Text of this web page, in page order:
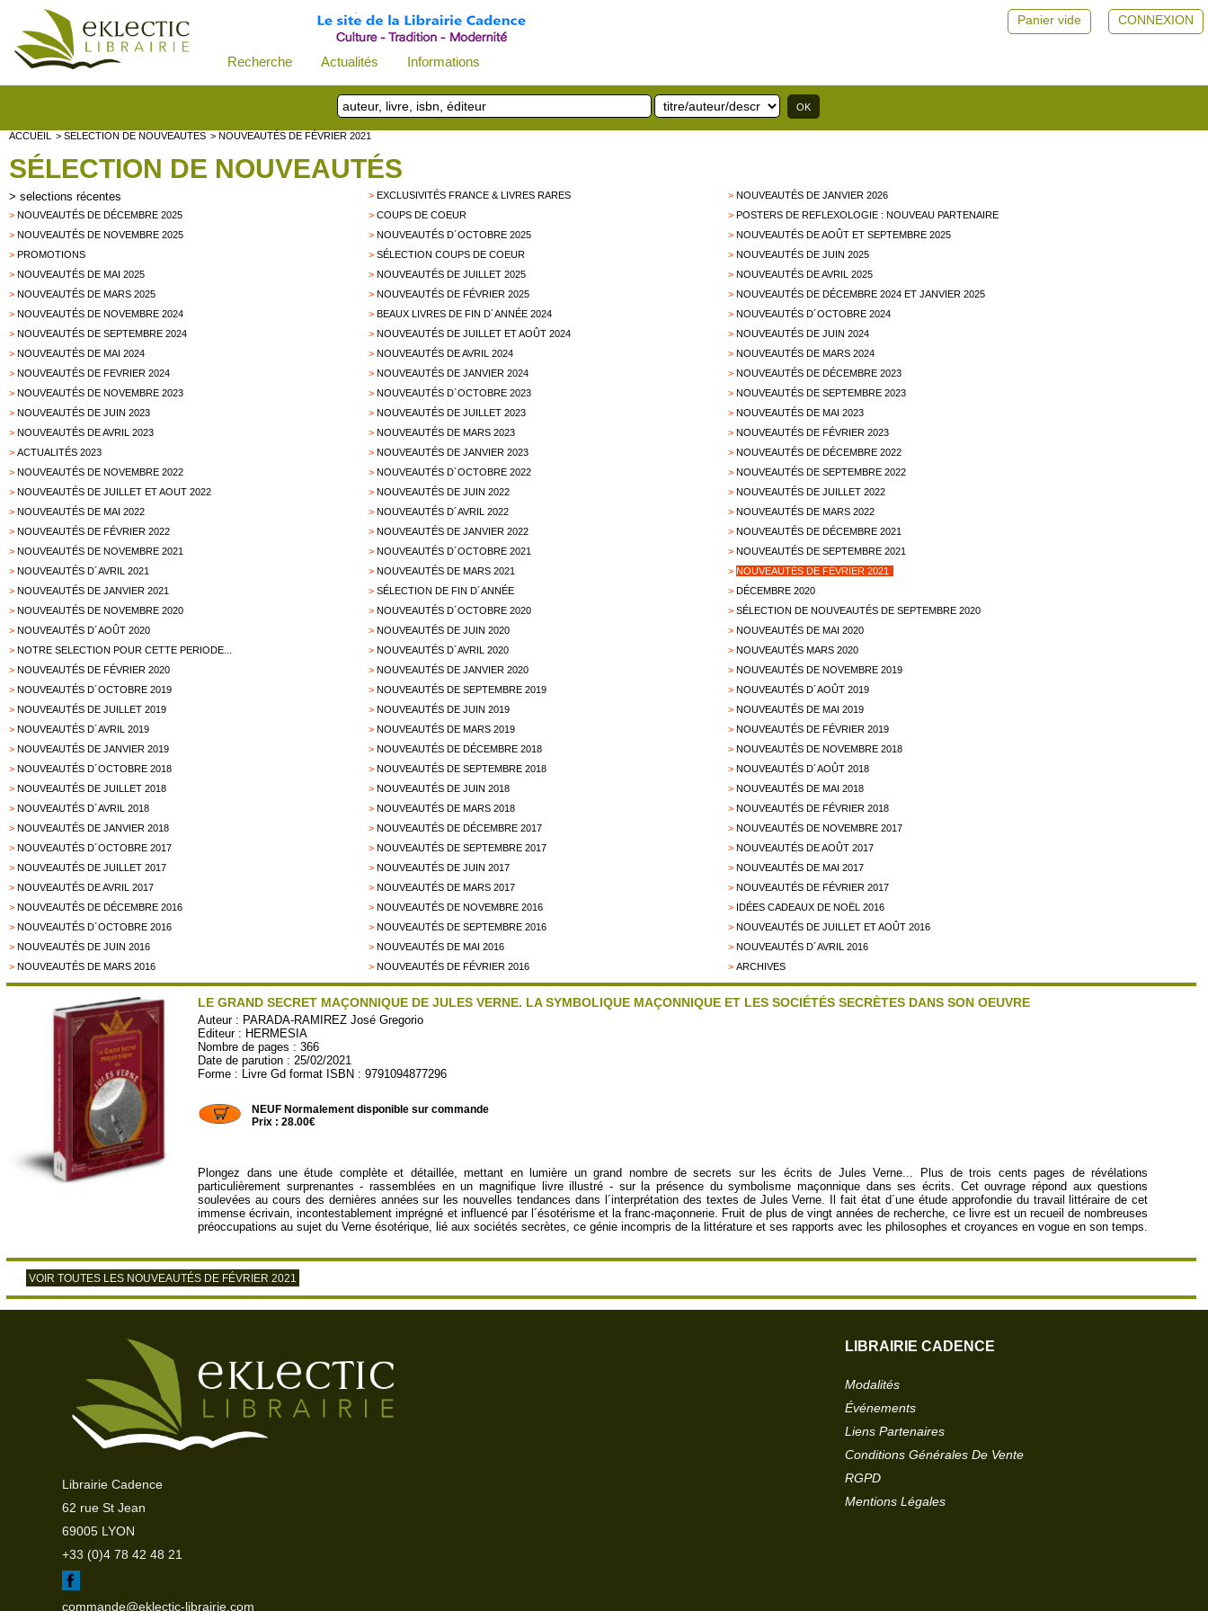
Recherche Actualités Informations
CONNEXION
Panier vide
ACCUEIL > SELECTION DE NOUVEAUTES > NOUVEAUTÉS DE FÉVRIER 2021
SÉLECTION DE NOUVEAUTÉS
> selections récentes >EXCLUSIVITÉS FRANCE & LIVRES RARES >NOUVEAUTÉS DE JANVIER 2026
> NOUVEAUTÉS DE DÉCEMBRE 2025 >COUPS DE COEUR >POSTERS DE REFLEXOLOGIE : NOUVEAU PARTENAIRE
> NOUVEAUTÉS DE NOVEMBRE 2025 >NOUVEAUTÉS D´OCTOBRE 2025 >NOUVEAUTÉS DE AOÛT ET SEPTEMBRE 2025
> PROMOTIONS >SÉLECTION COUPS DE COEUR >NOUVEAUTÉS DE JUIN 2025
> NOUVEAUTÉS DE MAI 2025 >NOUVEAUTÉS DE JUILLET 2025 >NOUVEAUTÉS DE AVRIL 2025
> NOUVEAUTÉS DE MARS 2025 >NOUVEAUTÉS DE FÉVRIER 2025 >NOUVEAUTÉS DE DÉCEMBRE 2024 ET JANVIER 2025
> NOUVEAUTÉS DE NOVEMBRE 2024 >BEAUX LIVRES DE FIN D´ANNÉE 2024 >NOUVEAUTÉS D´OCTOBRE 2024
> NOUVEAUTÉS DE SEPTEMBRE 2024 >NOUVEAUTÉS DE JUILLET ET AOÛT 2024 >NOUVEAUTÉS DE JUIN 2024
> NOUVEAUTÉS DE MAI 2024 >NOUVEAUTÉS DE AVRIL 2024 >NOUVEAUTÉS DE MARS 2024
> NOUVEAUTÉS DE FEVRIER 2024 >NOUVEAUTÉS DE JANVIER 2024 >NOUVEAUTÉS DE DÉCEMBRE 2023
> NOUVEAUTÉS DE NOVEMBRE 2023 >NOUVEAUTÉS D´OCTOBRE 2023 >NOUVEAUTÉS DE SEPTEMBRE 2023
> NOUVEAUTÉS DE JUIN 2023 >NOUVEAUTÉS DE JUILLET 2023 >NOUVEAUTÉS DE MAI 2023
> NOUVEAUTÉS DE AVRIL 2023 >NOUVEAUTÉS DE MARS 2023 >NOUVEAUTÉS DE FÉVRIER 2023
> ACTUALITÉS 2023 >NOUVEAUTÉS DE JANVIER 2023 >NOUVEAUTÉS DE DÉCEMBRE 2022
> NOUVEAUTÉS DE NOVEMBRE 2022 >NOUVEAUTÉS D´OCTOBRE 2022 >NOUVEAUTÉS DE SEPTEMBRE 2022
> NOUVEAUTÉS DE JUILLET ET AOUT 2022 >NOUVEAUTÉS DE JUIN 2022 >NOUVEAUTÉS DE JUILLET 2022
> NOUVEAUTÉS DE MAI 2022 >NOUVEAUTÉS D´AVRIL 2022 >NOUVEAUTÉS DE MARS 2022
> NOUVEAUTÉS DE FÉVRIER 2022 >NOUVEAUTÉS DE JANVIER 2022 >NOUVEAUTÉS DE DÉCEMBRE 2021
> NOUVEAUTÉS DE NOVEMBRE 2021 >NOUVEAUTÉS D´OCTOBRE 2021 >NOUVEAUTÉS DE SEPTEMBRE 2021
> NOUVEAUTÉS D´AVRIL 2021 >NOUVEAUTÉS DE MARS 2021 > NOUVEAUTÉS DE FÉVRIER 2021
> NOUVEAUTÉS DE JANVIER 2021 >SÉLECTION DE FIN D´ANNÉE >DÉCEMBRE 2020
> NOUVEAUTÉS DE NOVEMBRE 2020 >NOUVEAUTÉS D´OCTOBRE 2020 >SÉLECTION DE NOUVEAUTÉS DE SEPTEMBRE 2020
> NOUVEAUTÉS D´AOÛT 2020 >NOUVEAUTÉS DE JUIN 2020 >NOUVEAUTÉS DE MAI 2020
> NOTRE SELECTION POUR CETTE PERIODE... >NOUVEAUTÉS D´AVRIL 2020 >NOUVEAUTÉS MARS 2020
> NOUVEAUTÉS DE FÉVRIER 2020 >NOUVEAUTÉS DE JANVIER 2020 >NOUVEAUTÉS DE NOVEMBRE 2019
> NOUVEAUTÉS D´OCTOBRE 2019 >NOUVEAUTÉS DE SEPTEMBRE 2019 >NOUVEAUTÉS D´AOÛT 2019
> NOUVEAUTÉS DE JUILLET 2019 >NOUVEAUTÉS DE JUIN 2019 >NOUVEAUTÉS DE MAI 2019
> NOUVEAUTÉS D´AVRIL 2019 >NOUVEAUTÉS DE MARS 2019 >NOUVEAUTÉS DE FÉVRIER 2019
> NOUVEAUTÉS DE JANVIER 2019 >NOUVEAUTÉS DE DÉCEMBRE 2018 >NOUVEAUTÉS DE NOVEMBRE 2018
> NOUVEAUTÉS D´OCTOBRE 2018 >NOUVEAUTÉS DE SEPTEMBRE 2018 >NOUVEAUTÉS D´AOÛT 2018
> NOUVEAUTÉS DE JUILLET 2018 >NOUVEAUTÉS DE JUIN 2018 >NOUVEAUTÉS DE MAI 2018
> NOUVEAUTÉS D´AVRIL 2018 >NOUVEAUTÉS DE MARS 2018 >NOUVEAUTÉS DE FÉVRIER 2018
> NOUVEAUTÉS DE JANVIER 2018 >NOUVEAUTÉS DE DÉCEMBRE 2017 >NOUVEAUTÉS DE NOVEMBRE 2017
> NOUVEAUTÉS D´OCTOBRE 2017 >NOUVEAUTÉS DE SEPTEMBRE 2017 >NOUVEAUTÉS DE AOÛT 2017
> NOUVEAUTÉS DE JUILLET 2017 >NOUVEAUTÉS DE JUIN 2017 >NOUVEAUTÉS DE MAI 2017
> NOUVEAUTÉS DE AVRIL 2017 >NOUVEAUTÉS DE MARS 2017 >NOUVEAUTÉS DE FÉVRIER 2017
> NOUVEAUTÉS DE DÉCEMBRE 2016 >NOUVEAUTÉS DE NOVEMBRE 2016 > IDÉES CADEAUX DE NOËL 2016
> NOUVEAUTÉS D´OCTOBRE 2016 >NOUVEAUTÉS DE SEPTEMBRE 2016 >NOUVEAUTÉS DE JUILLET ET AOÛT 2016
> NOUVEAUTÉS DE JUIN 2016 >NOUVEAUTÉS DE MAI 2016 >NOUVEAUTÉS D´AVRIL 2016
> NOUVEAUTÉS DE MARS 2016 >NOUVEAUTÉS DE FÉVRIER 2016 >ARCHIVES
LE GRAND SECRET MAÇONNIQUE DE JULES VERNE. LA SYMBOLIQUE MAÇONNIQUE ET LES SOCIÉTÉS SECRÈTES DANS SON OEUVRE
Auteur : PARADA-RAMIREZ José Gregorio
Editeur : HERMESIA
Nombre de pages : 366
Date de parution : 25/02/2021
Forme : Livre Gd format ISBN : 9791094877296
NEUF Normalement disponible sur commande
Prix : 28.00€
Plongez dans une étude complète et détaillée, mettant en lumière un grand nombre de secrets sur les écrits de Jules Verne... Plus de trois cents pages de révélations
particulièrement surprenantes - rassemblées en un magnifique livre illustré - sur la présence du symbolisme maçonnique dans ses écrits. Cet ouvrage répond aux questions
soulevées au cours des dernières années sur les nouvelles tendances dans l´interprétation des textes de Jules Verne. Il fait état d´une étude approfondie du travail littéraire de cet
immense écrivain, incontestablement imprégné et influencé par l´ésotérisme et la franc-maçonnerie. Fruit de plus de vingt années de recherche, ce livre est un recueil de nombreuses
préoccupations au sujet du Verne ésotérique, lié aux sociétés secrètes, ce génie incompris de la littérature et ses rapports avec les philosophes et croyances en vogue en son temps.
VOIR TOUTES LES NOUVEAUTÉS DE FÉVRIER 2021
Librairie Cadence
62 rue St Jean
69005 LYON
+33 (0)4 78 42 48 21
commande@eklectic-librairie.com
LIBRAIRIE CADENCE
Modalités
Événements
Liens Partenaires
Conditions Générales De Vente
RGPD
Mentions Légales